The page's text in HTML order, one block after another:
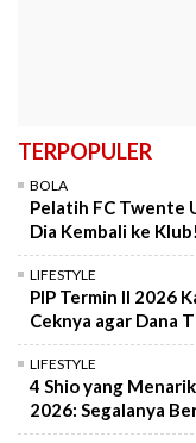
TERPOPULER
BOLA
Pelatih FC Twente
Dia Kembali ke Klub!
LIFESTYLE
PIP Termin II 2026
Ceknya agar Dana
LIFESTYLE
4 Shio yang
2026: Segalanya